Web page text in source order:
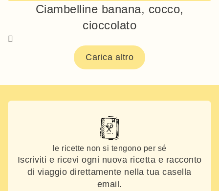
Ciambelline banana, cocco,
cioccolato
Carica altro
le ricette non si tengono per sé
Iscriviti e ricevi ogni nuova ricetta e racconto
di viaggio direttamente nella tua casella
email.